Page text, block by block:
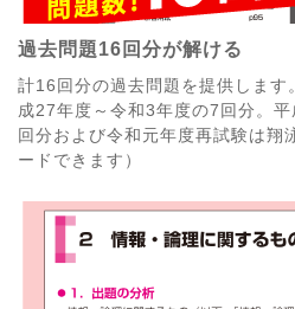
過去問題16回分が解ける
計16回分の過去問題を提供しま
成27年度～令和3年度の7回分。
回分および令和元年度再試験は翔
ードできます）